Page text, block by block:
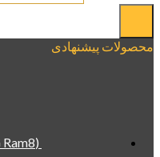
محصولات پیشنهادی
(Xiaomi Redmi Note 13 4G (sapphire) Dual Imei QCN File (256G Ram8